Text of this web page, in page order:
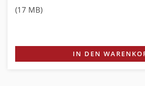
(17 MB)
IN DEN